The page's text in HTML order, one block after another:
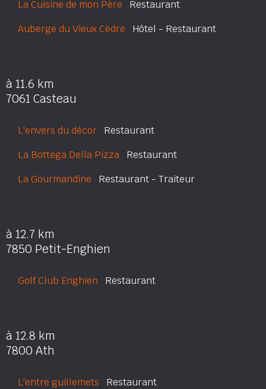
La Cuisine de mon Père Restaurant
Auberge du Vieux Cèdre Hôtel - Restaurant
à 11.6 km
7061 Casteau
L'envers du décor Restaurant
La Bottega Della Pizza Restaurant
La Gourmandine Restaurant - Traiteur
à 12.7 km
7850 Petit-Enghien
Golf Club Enghien Restaurant
à 12.8 km
7800 Ath
L'entre guillemets Restaurant